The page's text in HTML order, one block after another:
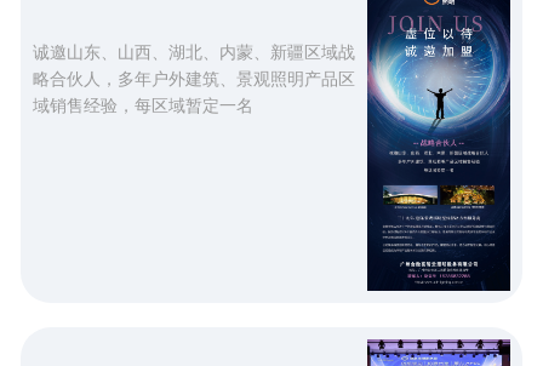
布会，积极参与行业交流，与各界同仁共探
照明产业的新趋势与新机遇。金手指奖是中
国照明行业首个综合性奖项，自创立以来，
诚邀山东、山西、湖北、内蒙、新疆区域战
略合伙人，多年户外建筑、景观照明产品区
域销售经验，每区域暂定一名